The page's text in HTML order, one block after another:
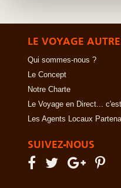
LE VOYAGE
Qui sommes-nous ?
Le Concept
Notre Charte
Le Voyage en Direct...
Les Agents Locaux
SUIVEZ-NOUS